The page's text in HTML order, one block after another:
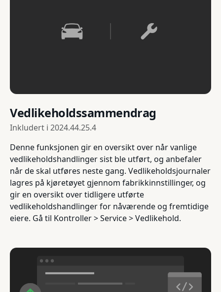
Vedlikeholdssammendrag
Inkludert i 2024.44.25.4
Denne funksjonen gir en oversikt over når vanlige
vedlikeholdshandlinger sist ble utført, og anbefaler
når de skal utføres neste gang. Vedlikeholdsjournaler
lagres på kjøretøyet gjennom fabrikkinnstillinger, og
gir en oversikt over tidligere utførte
vedlikeholdshandlinger for nåværende og fremtidige
eiere. Gå til Kontroller > Service > Vedlikehold.